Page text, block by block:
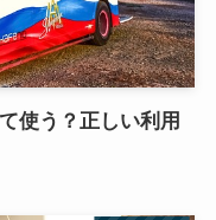
使う？正しい利用